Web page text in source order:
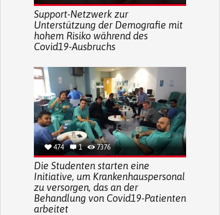
Support-Netzwerk zur
Unterstützung der Demografie mit
hohem Risiko während des
Covid19-Ausbruchs
474 1 7376
Die Studenten starten eine
Initiative, um Krankenhauspersonal
zu versorgen, das an der
Behandlung von Covid19-Patienten
arbeitet